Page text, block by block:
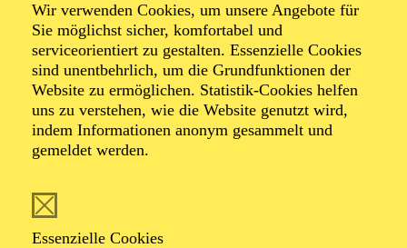
Wir verwenden Cookies, um unsere Angebote für
Sie möglichst sicher, komfortabel und
serviceorientiert zu gestalten. Essenzielle Cookies
sind unentbehrlich, um die Grundfunktionen der
Website zu ermöglichen. Statistik-Cookies helfen
uns zu verstehen, wie die Website genutzt wird,
indem Informationen anonym gesammelt und
gemeldet werden.
Essenzielle Cookies
Musical in 2 Akten von Cole Porter
Musik und Gesangstexte von Cole Porter, Buch von
Guy Bolton, P.G. Wodehouse, Howard Lindsay und
Russel Crouse, Neufassung von Timothy Crouse und
John Weidman, deutsche Fassung von Niklas Wagner
und Roman Hinze